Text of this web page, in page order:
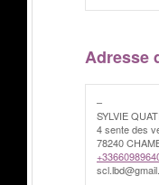
Adresse
–
SYLVIE
4 sente des
78240